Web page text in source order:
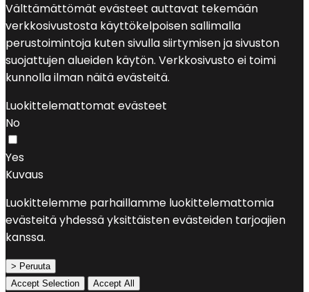
Välttämättömät evästeet auttavat tekemään
verkkosivustosta käyttökelpoisen sallimalla
perustoimintoja kuten sivulla siirtymisen ja sivuston
suojattujen alueiden käytön. Verkkosivusto ei toimi
kunnolla ilman näitä evästeitä.
Luokittelemattomat evästeet
No
Yes
Kuvaus
Luokittelemme parhaillamme luokittelemattomia
evästeitä yhdessä yksittäisten evästeiden tarjoajien
kanssa.
> Peruuta
Accept Selection
Accept All